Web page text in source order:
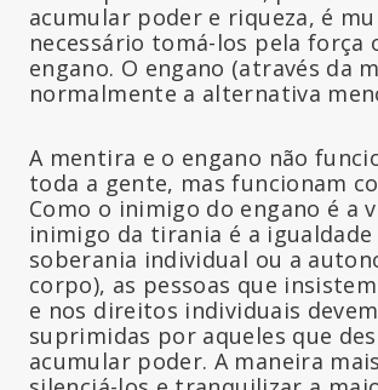
acumular poder e riqueza, é
necessário tomá-los pela força
engano. O engano (através da
normalmente a alternativa
A mentira e o engano não
toda a gente, mas funcionam
Como o inimigo do engano é a
inimigo da tirania é a igualdade
soberania individual ou a
corpo), as pessoas que
e nos direitos individuais
suprimidas por aqueles que
acumular poder. A maneira